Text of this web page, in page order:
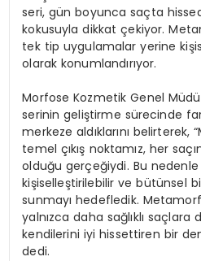
seri, gün boyunca saçta
kokusuyla dikkat çekiyor.
tek tip uygulamalar yerine
olarak konumlandırıyor.
Morfose Kozmetik Genel
serinin geliştirme sürecinde
merkeze aldıklarını
temel çıkış noktamız, her
olduğu gerçeğiydi. Bu
kişiselleştirilebilir ve bütünsel
sunmayı hedefledik.
yalnızca daha sağlıklı saçlara
kendilerini iyi hissettiren bir
dedi.